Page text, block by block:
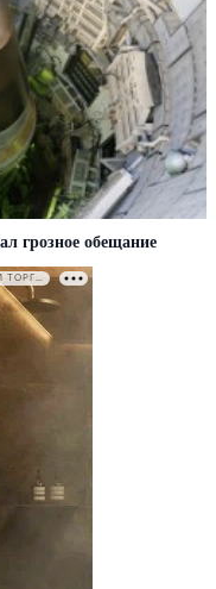
грозное обещание
РЕКЛАМА • ООО СТРОИТЕЛЬНЫЙ ТОРГОВЫЙ ДОМ «ПЕТРОВИЧ». ИНН: 7802348846